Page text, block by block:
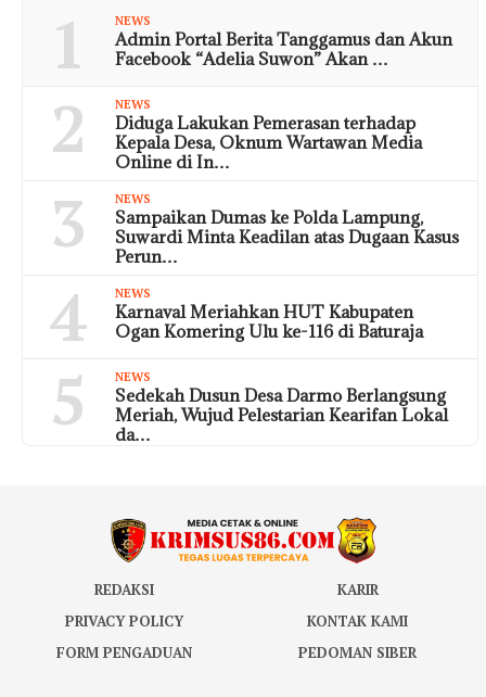
1 NEWS
Admin Portal Berita Tanggamus dan Akun
Facebook “Adelia Suwon” Akan …
2 NEWS
Diduga Lakukan Pemerasan terhadap
Kepala Desa, Oknum Wartawan Media
Online di In…
3 NEWS
Sampaikan Dumas ke Polda Lampung,
Suwardi Minta Keadilan atas Dugaan Kasus
Perun…
4 NEWS
Karnaval Meriahkan HUT Kabupaten
Ogan Komering Ulu ke-116 di Baturaja
5 NEWS
Sedekah Dusun Desa Darmo Berlangsung
Meriah, Wujud Pelestarian Kearifan Lokal
da…
REDAKSI
KARIR
PRIVACY POLICY
KONTAK KAMI
FORM PENGADUAN
PEDOMAN SIBER